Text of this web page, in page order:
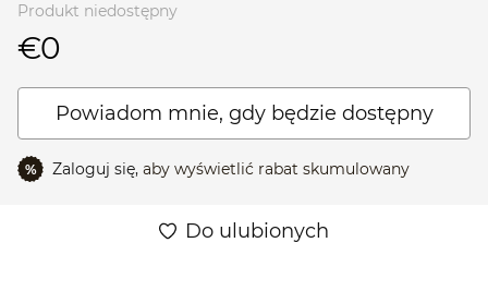
Produkt niedostępny
€0
Powiadom mnie, gdy będzie dostępny
% Zaloguj się, aby wyświetlić rabat skumulowany
Do ulubionych